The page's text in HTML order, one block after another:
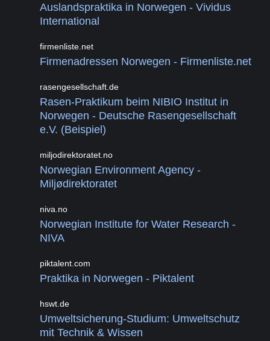
Auslandspraktika in Norwegen - Vividus
International
firmenliste.net
Firmenadressen Norwegen - Firmenliste.net
rasengesellschaft.de
Rasen-Praktikum beim NIBIO Institut in
Norwegen - Deutsche Rasengesellschaft
e.V. (Beispiel)
miljodirektoratet.no
Norwegian Environment Agency -
Miljødirektoratet
niva.no
Norwegian Institute for Water Research -
NIVA
piktalent.com
Praktika in Norwegen - Piktalent
hswt.de
Umweltsicherung-Studium: Umweltschutz
mit Technik & Wissen